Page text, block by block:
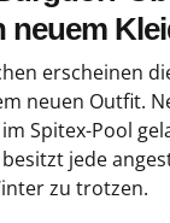
neuem
erscheinen
neuen Outfit.
Spitex-Pool
jede
zu trotzen.